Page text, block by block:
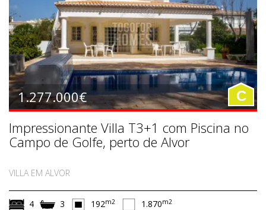
1.277.000€ C
Impressionante Villa T3+1 com Piscina no
Campo de Golfe, perto de Alvor
VILLA EM ALVOR
4 3 192m2 1.870m2